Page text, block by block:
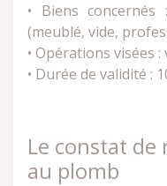
• Biens
(meublé, vide,
• Opérations visées
• Durée de validité :
Le constat
au plomb